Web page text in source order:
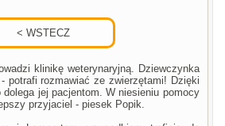
klinikę weterynaryjną. Dziewczynka
potrafi rozmawiać ze zwierzętami! Dzięki
dolega jej pacjentom. W niesieniu pomocy
przyjaciel - piesek Popik.